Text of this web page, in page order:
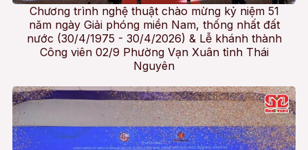
Chương trình nghệ thuật chào mừng kỷ niệm 51
năm ngày Giải phóng miền Nam, thống nhất đất
nước (30/4/1975 - 30/4/2026) & Lễ khánh thành
Công viên 02/9 Phường Vạn Xuân tỉnh Thái
Nguyên